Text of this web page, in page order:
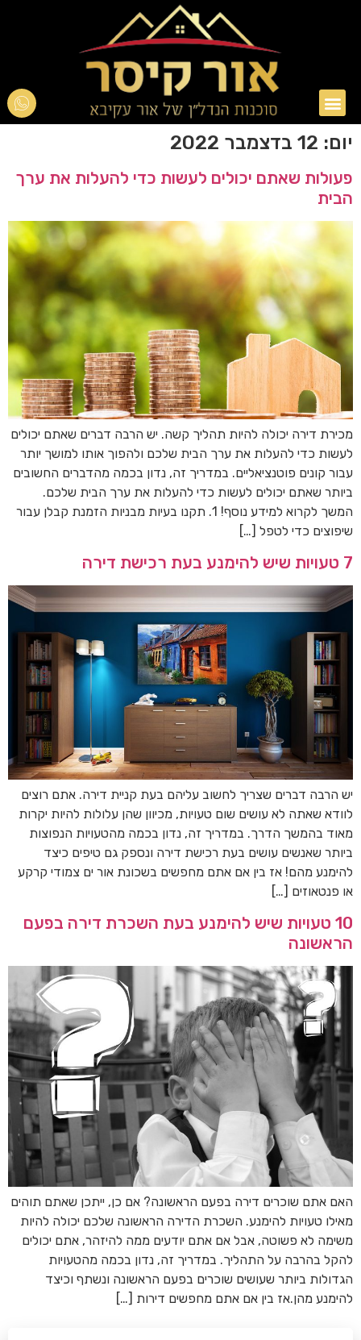
יום: 12 בדצמבר 2022
פעולות שאתם יכולים לעשות כדי להעלות את ערך
הבית
מכירת דירה יכולה להיות תהליך קשה. יש הרבה דברים שאתם יכולים
לעשות כדי להעלות את ערך הבית שלכם ולהפוך אותו למושך יותר
עבור קונים פוטנציאליים. במדריך זה, נדון בכמה מהדברים החשובים
ביותר שאתם יכולים לעשות כדי להעלות את ערך הבית שלכם.
המשך לקרוא למידע נוסף! 1. תקנו בעיות מבניות הזמנת קבלן עבור
שיפוצים כדי לטפל […]
7 טעויות שיש להימנע בעת ​​רכישת דירה
יש הרבה דברים שצריך לחשוב עליהם בעת קניית דירה. אתם רוצים
לוודא שאתה לא עושים שום טעויות, מכיוון שהן עלולות להיות יקרות
מאוד בהמשך הדרך. במדריך זה, נדון בכמה מהטעויות הנפוצות
ביותר שאנשים עושים בעת רכישת דירה ונספק גם טיפים כיצד
להימנע מהם! אז בין אם אתם מחפשים בשכונת אור ים צמודי קרקע
או פנטאוזים […]
10 טעויות שיש להימנע בעת השכרת דירה בפעם
הראשונה
האם אתם שוכרים דירה בפעם הראשונה? אם כן, ייתכן שאתם תוהים
מאילו טעויות להימנע. השכרת הדירה הראשונה שלכם יכולה להיות
משימה לא פשוטה, אבל אם אתם יודעים ממה להיזהר, אתם יכולים
להקל בהרבה על התהליך. במדריך זה, נדון בכמה מהטעויות
הגדולות ביותר שעושים שוכרים בפעם הראשונה ונשתף וכיצד
להימנע מהן.אז בין אם אתם מחפשים דירות […]